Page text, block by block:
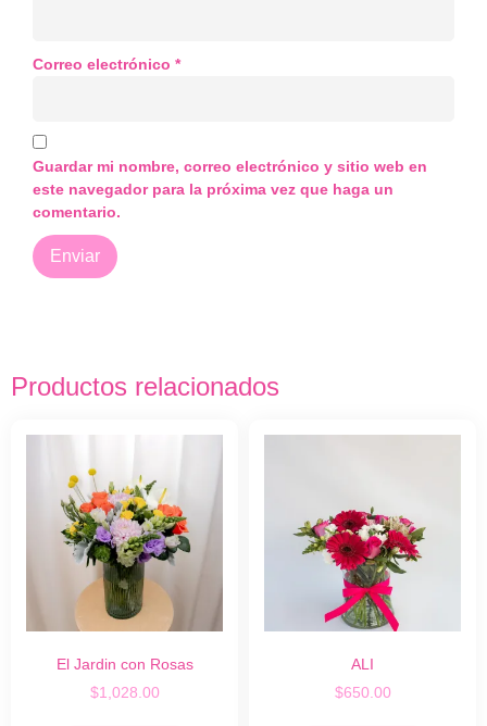
Correo electrónico *
Guardar mi nombre, correo electrónico y sitio web en
este navegador para la próxima vez que haga un
comentario.
Productos relacionados
El Jardin con Rosas
$1,028.00
ALI
$650.00